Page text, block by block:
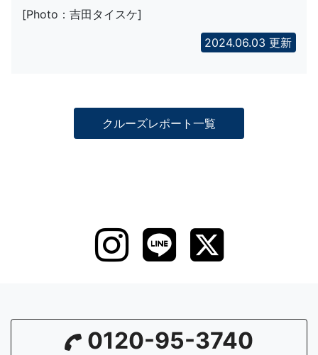
[Photo：吉田タイスケ]
2024.06.03 更新
クルーズレポート一覧
0120-95-3740